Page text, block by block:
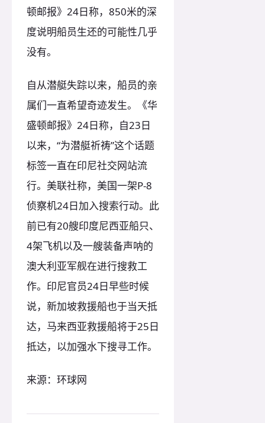
顿邮报》24日称，850米的深
度说明船员生还的可能性几乎
没有。
自从潜艇失踪以来，船员的亲
属们一直希望奇迹发生。《华
盛顿邮报》24日称，自23日
以来，“为潜艇祈祷”这个话题
标签一直在印尼社交网站流
行。美联社称，美国一架P-8
侦察机24日加入搜索行动。此
前已有20艘印度尼西亚船只、
4架飞机以及一艘装备声呐的
澳大利亚军舰在进行搜救工
作。印尼官员24日早些时候
说，新加坡救援船也于当天抵
达，马来西亚救援船将于25日
抵达，以加强水下搜寻工作。
来源：环球网